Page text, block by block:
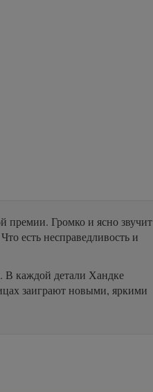
премии. Громко и ясно звучит
есть несправедливость и
В каждой детали Хандке
заиграют новыми, яркими